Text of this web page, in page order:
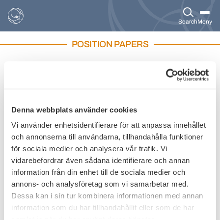
Denna webbplats använder cookies
Vi använder enhetsidentifierare för att anpassa innehållet
och annonserna till användarna, tillhandahålla funktioner
för sociala medier och analysera vår trafik. Vi
vidarebefordrar även sådana identifierare och annan
information från din enhet till de sociala medier och
annons- och analysföretag som vi samarbetar med.
Dessa kan i sin tur kombinera informationen med annan
information som du har tillhandahållit eller som de har
SearchMeny
POSITION PAPERS
Pick a year
COMPETITIVENESS 4/17/2026
Targeted Consultation on the
Competitiveness of the EU Banking Sector
Download